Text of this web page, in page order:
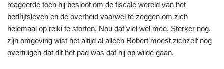
reageerde toen hij besloot om de fiscale wereld van het
bedrijfsleven en de overheid vaarwel te zeggen om zich
helemaal op reiki te storten. Nou dat viel wel mee. Sterker nog,
zijn omgeving wist het altijd al alleen Robert moest zichzelf nog
overtuigen dat dit het pad was dat hij op wilde gaan.